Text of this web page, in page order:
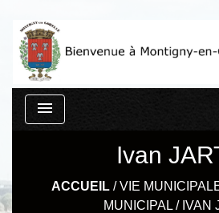
menu
Ivan
ACCUEIL /VIE
MUNICIPAL/ IVAN